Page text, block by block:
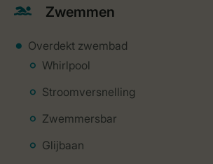
Zwemmen
Overdekt zwembad
Whirlpool
Stroomversnelling
Zwemmersbar
Glijbaan